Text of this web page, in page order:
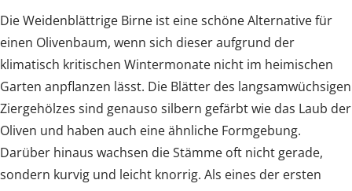
Die Weidenblättrige Birne ist eine schöne Alternative für
einen Olivenbaum, wenn sich dieser aufgrund der
klimatisch kritischen Wintermonate nicht im heimischen
Garten anpflanzen lässt. Die Blätter des langsamwüchsigen
Ziergehölzes sind genauso silbern gefärbt wie das Laub der
Oliven und haben auch eine ähnliche Formgebung.
Darüber hinaus wachsen die Stämme oft nicht gerade,
sondern kurvig und leicht knorrig. Als eines der ersten